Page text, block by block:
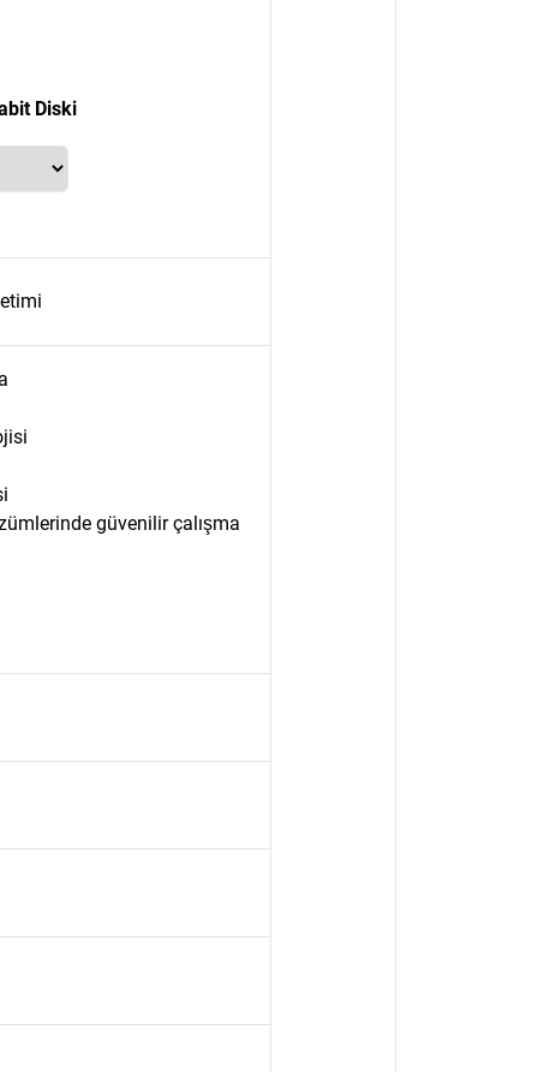
Diski
güvenilir çalışma